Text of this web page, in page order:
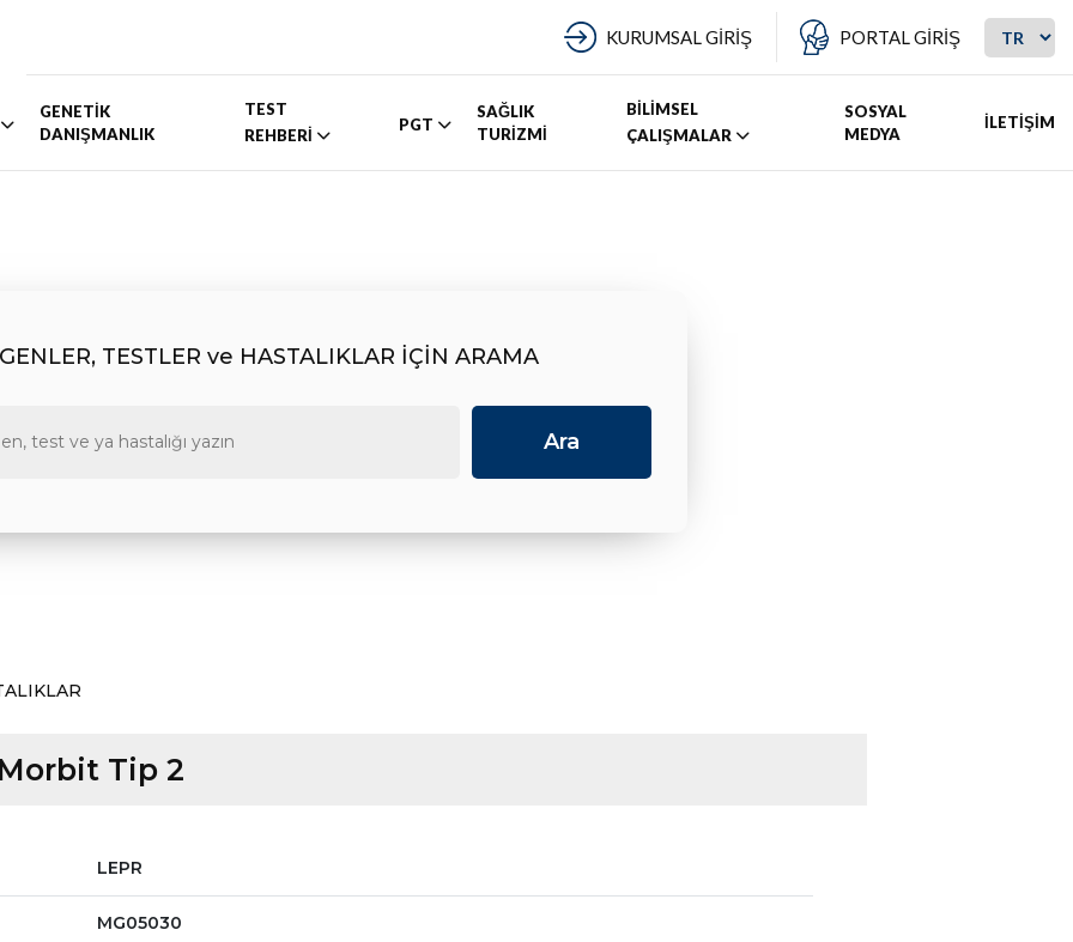
KURUMSAL GİRİŞ PORTAL GİRİŞ
GENETİK
DANIŞMANLIK
TEST
REHBERİ
PGT
SAĞLIK
TURİZMİ
BİLİMSEL
ÇALIŞMALAR
SOSYAL
MEDYA
İLETİŞİM
TESTLER ve HASTALIKLAR İÇİN ARAMA
Tip 2
LEPR
MG05030